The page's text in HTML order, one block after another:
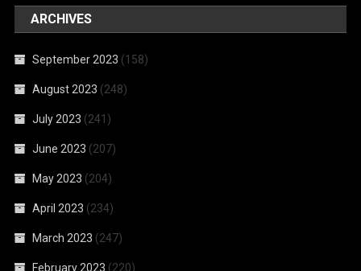
ARCHIVES
September 2023 (158)
August 2023 (248)
July 2023 (241)
June 2023 (207)
May 2023 (204)
April 2023 (234)
March 2023 (247)
February 2023 (220)